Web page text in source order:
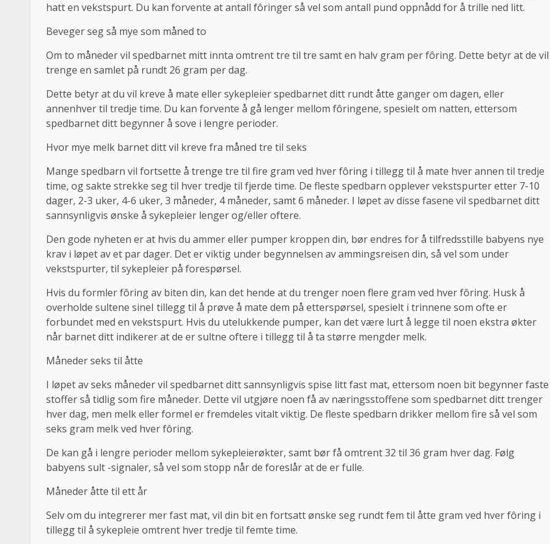
hatt en vekstspurt. Du kan forvente at antall fôringer så vel som antall pund oppnådd for å trille ned litt.
Beveger seg så mye som måned to
Om to måneder vil spedbarnet mitt innta omtrent tre til tre samt en halv gram per fôring. Dette betyr at de vil
trenge en samlet på rundt 26 gram per dag.
Dette betyr at du vil kreve å mate eller sykepleier spedbarnet ditt rundt åtte ganger om dagen, eller
annenhver til tredje time. Du kan forvente å gå lenger mellom fôringene, spesielt om natten, ettersom
spedbarnet ditt begynner å sove i lengre perioder.
Hvor mye melk barnet ditt vil kreve fra måned tre til seks
Mange spedbarn vil fortsette å trenge tre til fire gram ved hver fôring i tillegg til å mate hver annen til tredje
time, og sakte strekke seg til hver tredje til fjerde time. De fleste spedbarn opplever vekstspurter etter 7-10
dager, 2-3 uker, 4-6 uker, 3 måneder, 4 måneder, samt 6 måneder. I løpet av disse fasene vil spedbarnet ditt
sannsynligvis ønske å sykepleier lenger og/eller oftere.
Den gode nyheten er at hvis du ammer eller pumper kroppen din, bør endres for å tilfredsstille babyens nye
krav i løpet av et par dager. Det er viktig under begynnelsen av ammingsreisen din, så vel som under
vekstspurter, til sykepleier på forespørsel.
Hvis du formler fôring av biten din, kan det hende at du trenger noen flere gram ved hver fôring. Husk å
overholde sultene sineI tillegg til å prøve å mate dem på etterspørsel, spesielt i trinnene som ofte er
forbundet med en vekstspurt. Hvis du utelukkende pumper, kan det være lurt å legge til noen ekstra økter
når barnet ditt indikerer at de er sultne oftere i tillegg til å ta større mengder melk.
Måneder seks til åtte
I løpet av seks måneder vil spedbarnet ditt sannsynligvis spise litt fast mat, ettersom noen bit begynner faste
stoffer så tidlig som fire måneder. Dette vil utgjøre noen få av næringsstoffene som spedbarnet ditt trenger
hver dag, men melk eller formel er fremdeles vitalt viktig. De fleste spedbarn drikker mellom fire så vel som
seks gram melk ved hver fôring.
De kan gå i lengre perioder mellom sykepleierøkter, samt bør få omtrent 32 til 36 gram hver dag. Følg
babyens sult -signaler, så vel som stopp når de foreslår at de er fulle.
Måneder åtte til ett år
Selv om du integrerer mer fast mat, vil din bit en fortsatt ønske seg rundt fem til åtte gram ved hver fôring i
tillegg til å sykepleie omtrent hver tredje til femte time.